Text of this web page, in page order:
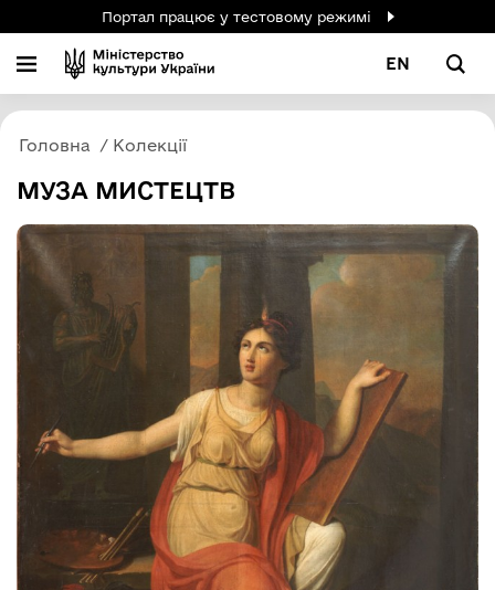
Портал працює у тестовому режимі
EN
Головна Колекції
МУЗА МИСТЕЦТВ